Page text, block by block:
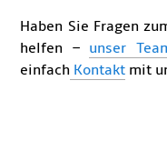
Haben Sie Fragen
helfen – unser
einfach Kontakt mit